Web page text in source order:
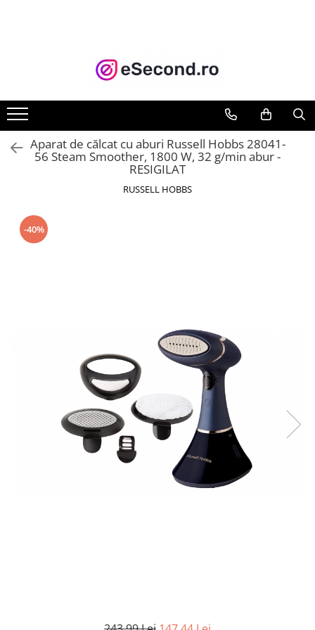
Accesorii Auto
Anvelope & Jante
Covorase auto
Echipamente pentru Atelier
Intretinere & Cosmetica auto
Reparatii si echipamente auto
Trotinete electrice
Hobby-uri creative
Iluminat & Electrice
Kit-uri automatizari porti si usi
Aparat de călcat cu aburi Russell Hobbs 28041-
56 Steam Smoother, 1800 W, 32 g/min abur -
RESIGILAT
RUSSELL HOBBS
-40%